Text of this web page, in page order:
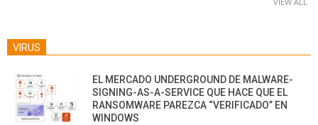
VIRUS
EL MERCADO UNDERGROUND DE MALWARE-
SIGNING-AS-A-SERVICE QUE HACE QUE EL
RANSOMWARE PAREZCA “VERIFICADO” EN
WINDOWS